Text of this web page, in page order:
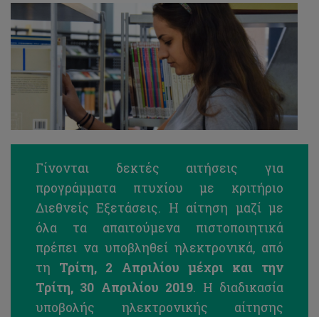
Γίνονται δεκτές αιτήσεις για
προγράμματα πτυχίου με κριτήριο
Διεθνείς Εξετάσεις. Η αίτηση μαζί με
όλα τα απαιτούμενα πιστοποιητικά
πρέπει να υποβληθεί ηλεκτρονικά, από
τη Τρίτη, 2 Απριλίου μέχρι και την
Τρίτη, 30 Απριλίου 2019. Η διαδικασία
υποβολής ηλεκτρονικής αίτησης